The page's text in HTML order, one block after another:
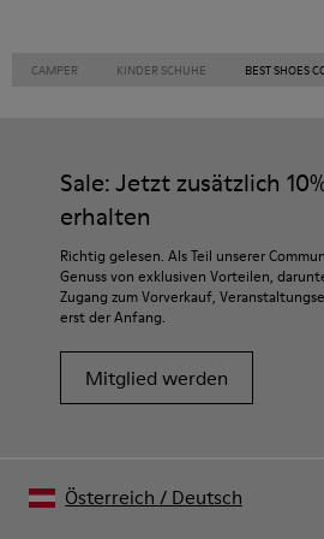
CAMPER KINDER SCHUHE BEST SHOES
Sale: Jetzt zusätzlich
erhalten
Richtig gelesen. Als Teil unserer
Genuss von exklusiven Vorteilen,
Zugang zum Vorverkauf,
erst der Anfang.
Mitglied werden
Österreich / Deutsch